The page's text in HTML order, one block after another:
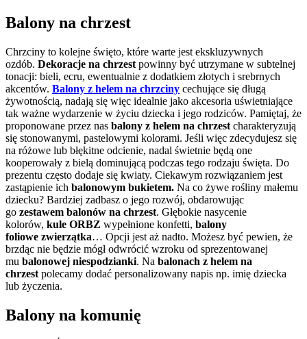
Balony na chrzest
Chrzciny to kolejne święto, które warte jest ekskluzywnych
ozdób. Dekoracje na chrzest powinny być utrzymane w subtelnej
tonacji: bieli, ecru, ewentualnie z dodatkiem złotych i srebrnych
akcentów. Balony z helem na chrzciny cechujące się długą
żywotnością, nadają się więc idealnie jako akcesoria uświetniające
tak ważne wydarzenie w życiu dziecka i jego rodziców. Pamiętaj, że
proponowane przez nas balony z helem na chrzest charakteryzują
się stonowanymi, pastelowymi kolorami. Jeśli więc zdecydujesz się
na różowe lub błękitne odcienie, nadal świetnie będą one
kooperowały z bielą dominującą podczas tego rodzaju święta. Do
prezentu często dodaje się kwiaty. Ciekawym rozwiązaniem jest
zastąpienie ich balonowym bukietem. Na co żywe rośliny małemu
dziecku? Bardziej zadbasz o jego rozwój, obdarowując
go zestawem balonów na chrzest. Głębokie nasycenie
kolorów, kule ORBZ wypełnione konfetti, balony
foliowe zwierzątka… Opcji jest aż nadto. Możesz być pewien, że
brzdąc nie będzie mógł odwrócić wzroku od sprezentowanej
mu balonowej niespodzianki. Na balonach z helem na
chrzest polecamy dodać personalizowany napis np. imię dziecka
lub życzenia.
Balony na komunię